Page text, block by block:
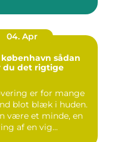
04. Apr
sådan
det rigtige
er for mange
blot blæk i huden.
være et minde, en
af en vig...